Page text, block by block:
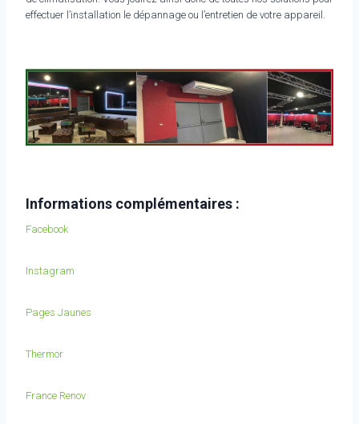
effectuer l’installation le dépannage ou l’entretien de votre appareil.
Informations complémentaires :
Facebook
Instagram
Pages Jaunes
Thermor
France Renov